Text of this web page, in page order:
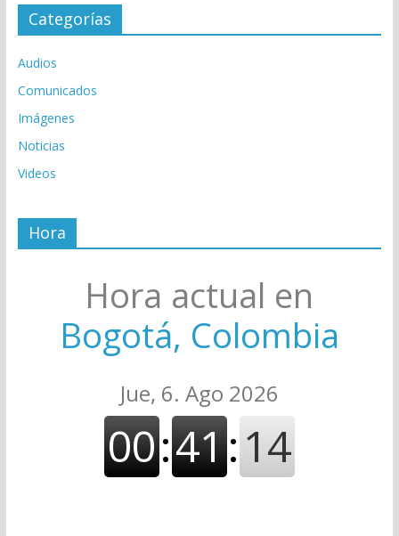
Categorías
Audios
Comunicados
Imágenes
Noticias
Videos
Hora
Hora actual en
Bogotá, Colombia